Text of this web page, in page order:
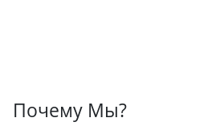
Почему Мы?